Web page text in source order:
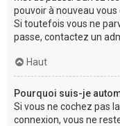
pouvoir à nouveau vous
Si toutefois vous ne
passe, contactez un
Haut
Pourquoi suis-je
Si vous ne cochez pas
connexion, vous ne